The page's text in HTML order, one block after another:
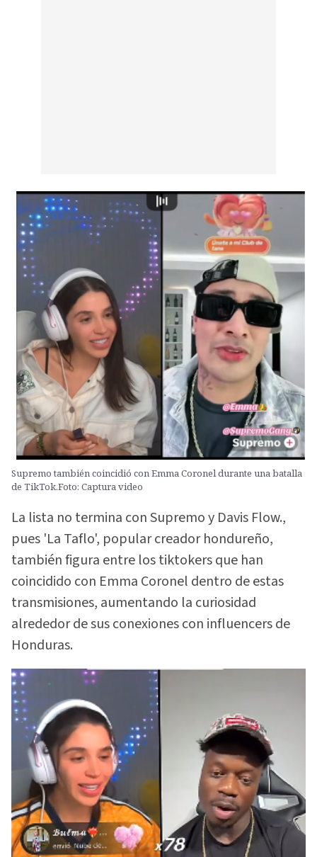
Supremo también coincidió con Emma Coronel durante una batalla
de TikTok.Foto: Captura video
La lista no termina con Supremo y Davis Flow.,
pues 'La Taflo', popular creador hondureño,
también figura entre los tiktokers que han
coincidido con Emma Coronel dentro de estas
transmisiones, aumentando la curiosidad
alrededor de sus conexiones con influencers de
Honduras.